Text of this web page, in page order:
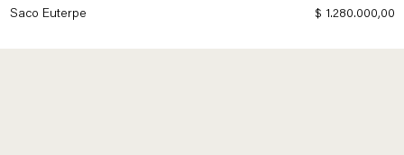
Saco Euterpe Precio
$ 1.280.000,00